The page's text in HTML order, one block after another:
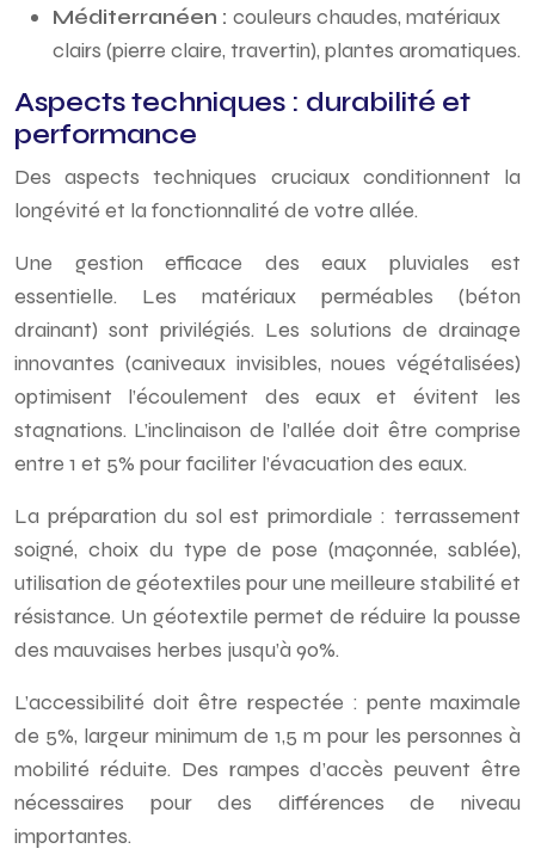
Méditerranéen : couleurs chaudes, matériaux
clairs (pierre claire, travertin), plantes aromatiques.
Aspects techniques : durabilité et
performance
Des aspects techniques cruciaux conditionnent la
longévité et la fonctionnalité de votre allée.
Une gestion efficace des eaux pluviales est
essentielle. Les matériaux perméables (béton
drainant) sont privilégiés. Les solutions de drainage
innovantes (caniveaux invisibles, noues végétalisées)
optimisent l’écoulement des eaux et évitent les
stagnations. L’inclinaison de l’allée doit être comprise
entre 1 et 5% pour faciliter l’évacuation des eaux.
La préparation du sol est primordiale : terrassement
soigné, choix du type de pose (maçonnée, sablée),
utilisation de géotextiles pour une meilleure stabilité et
résistance. Un géotextile permet de réduire la pousse
des mauvaises herbes jusqu’à 90%.
L’accessibilité doit être respectée : pente maximale
de 5%, largeur minimum de 1,5 m pour les personnes à
mobilité réduite. Des rampes d’accès peuvent être
nécessaires pour des différences de niveau
importantes.